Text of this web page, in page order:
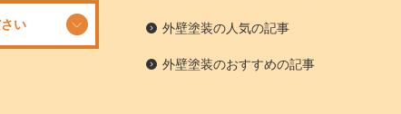
外壁塗装の人気の記事
外壁塗装のおすすめの記事